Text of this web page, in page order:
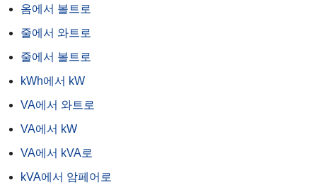
옴에서 볼트로
줄에서 와트로
줄에서 볼트로
kWh에서 kW
VA에서 와트로
VA에서 kW
VA에서 kVA로
kVA에서 암페어로